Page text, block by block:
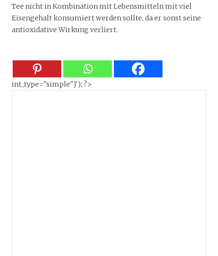
Tee nicht in Kombination mit Lebensmitteln mit viel
Eisengehalt konsumiert werden sollte, da er sonst seine
antioxidative Wirkung verliert.
int_type="simple"]'); ?>